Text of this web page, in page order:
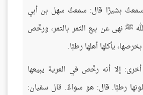
بشيرًا قال: سمعتُ سهل بن أبي
ﷺ نهى عن بيع الثمر بالتمر، ورخَّص
يأكلها أهلها رطبًا.
إلا أنه رخَّص في العرية يبيعها
رطبًا. قال: هو سواءٌ. قال سفيان: